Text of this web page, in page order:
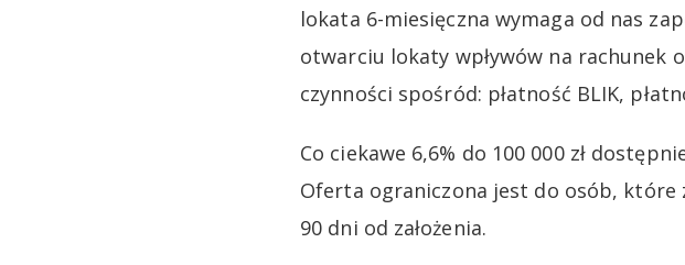
lokata 6-miesięczna wymaga od nas
otwarciu lokaty wpływów na rachunek
czynności spośród: płatność BLIK,
Co ciekawe 6,6% do 100 000 zł
Oferta ograniczona jest do osób, które
90 dni od założenia.